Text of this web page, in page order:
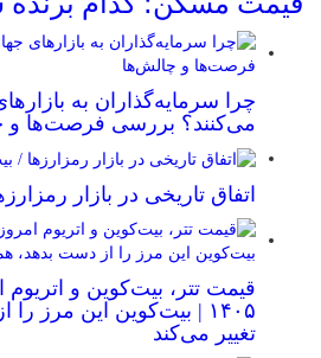
چرا سرمایه‌گذاران به
می‌کنند؟ بررسی فرصت‌ها و
اتفاق تاریخی در بازار
۱۴۰۵ | بیت‌کوین این مرز
تغییر می‌کند